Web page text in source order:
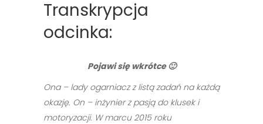
Transkrypcja
odcinka:
Pojawi się wkrótce 🙂
Ona – lady ogarniacz z listą zadań na każdą
okazję. On – inżynier z pasją do klusek i
motoryzacji. W marcu 2015 roku